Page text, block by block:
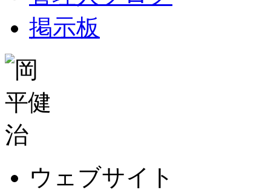
掲示板
ウェブサイト